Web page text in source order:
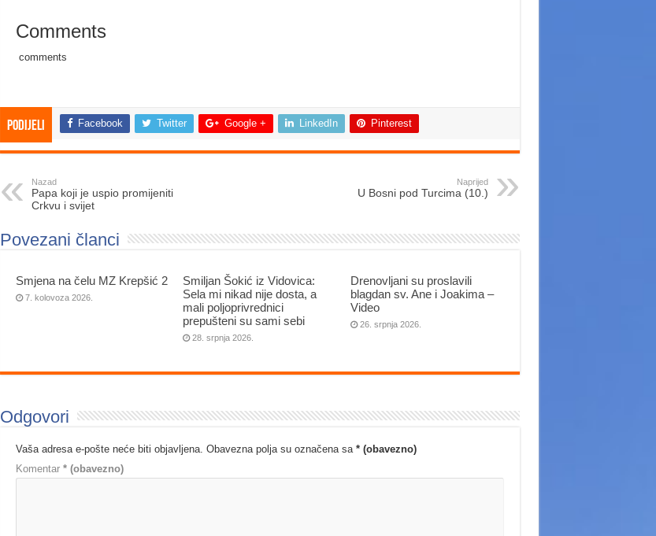
Comments
comments
Podijeli Facebook Twitter Google + LinkedIn Pinterest
Nazad
Papa koji je uspio promijeniti
Crkvu i svijet
Naprijed
U Bosni pod Turcima (10.)
Povezani članci
Smjena na čelu MZ Krepšić 2
7. kolovoza 2026.
Smiljan Šokić iz Vidovica:
Sela mi nikad nije dosta, a
mali poljoprivrednici
prepušteni su sami sebi
28. srpnja 2026.
Drenovljani su proslavili
blagdan sv. Ane i Joakima –
Video
26. srpnja 2026.
Odgovori
Vaša adresa e-pošte neće biti objavljena. Obavezna polja su označena sa * (obavezno)
Komentar * (obavezno)